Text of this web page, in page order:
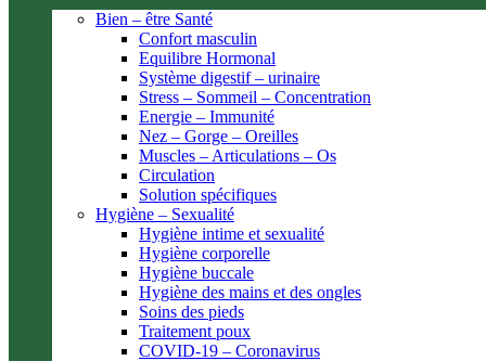
Bien – être Santé
Confort masculin
Equilibre Hormonal
Système digestif – urinaire
Stress – Sommeil – Concentration
Energie – Immunité
Nez – Gorge – Oreilles
Muscles – Articulations – Os
Circulation
Solution spécifiques
Hygiène – Sexualité
Hygiène intime et sexualité
Hygiène corporelle
Hygiène buccale
Hygiène des mains et des ongles
Soins des pieds
Traitement poux
COVID-19 – Coronavirus